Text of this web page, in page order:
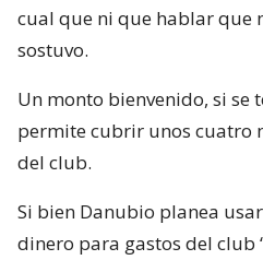
cual que ni que hablar que
sostuvo.
Un monto bienvenido, si se
permite cubrir unos cuatro
del club.
Si bien Danubio planea
dinero para gastos del club